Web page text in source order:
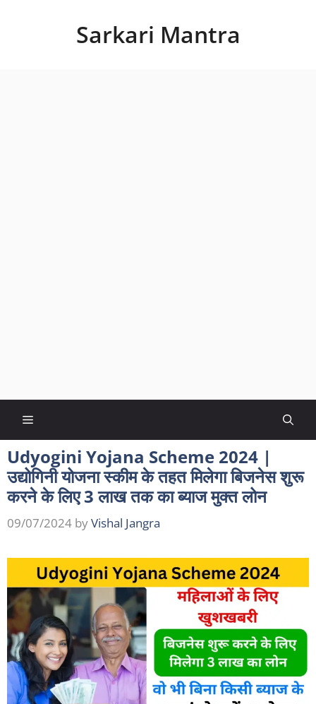
Sarkari Mantra
Menu
Udyogini Yojana Scheme 2024 |
उद्योगिनी योजना स्कीम के तहत मिलेगा बिजनेस शुरू
करने के लिए 3 लाख तक का ब्याज मुक्त लोन
09/07/2024 byVishal Jangra